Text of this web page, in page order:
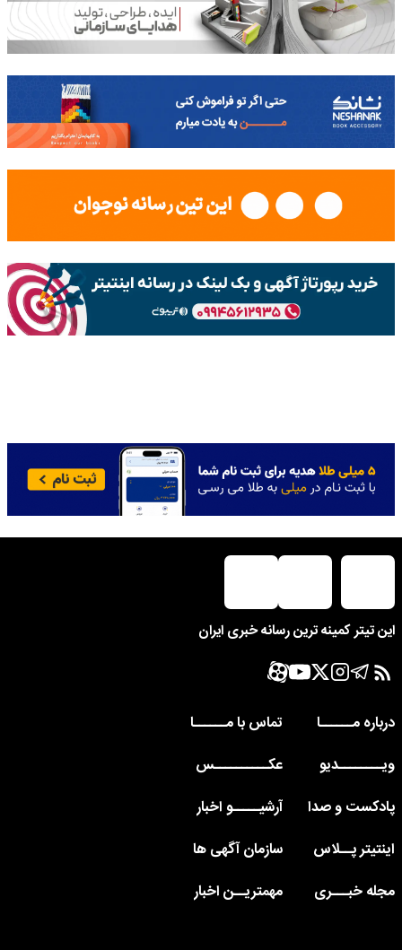
این تیتر کمینه ترین رسانه خبری ایران
درباره مــــــا
تماس با مــــــا
ویــــــــدیو
عکــــــــــس
پادکست و صدا
آرشیـــــو اخبار
اینتیتر پــلاس
سازمان آگهی ها
مجله خبـــری
مهمتریــن اخبار